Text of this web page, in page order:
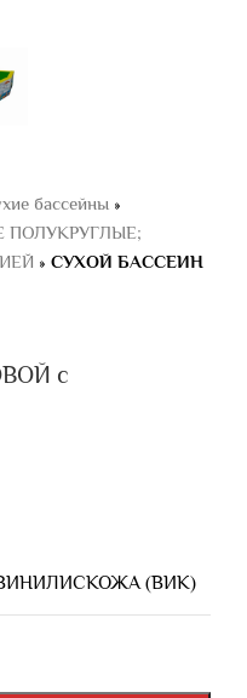
бассейны »
ПОЛУКРУГЛЫЕ;
» СУХОЙ БАССЕИН
с
(ВИК)